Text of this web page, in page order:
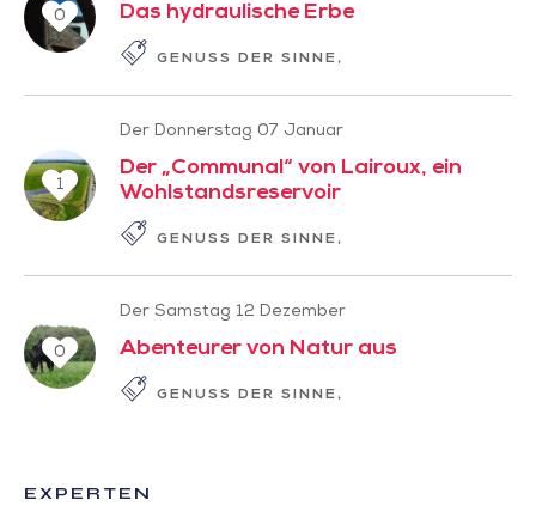
0 Das hydraulische Erbe
GENUSS DER SINNE
1
Der Donnerstag 07 Januar
Der „Communal“ von Lairoux, ein
Wohlstandsreservoir
GENUSS DER SINNE
0
Der Samstag 12 Dezember
Abenteurer von Natur aus
GENUSS DER SINNE
EXPERTEN